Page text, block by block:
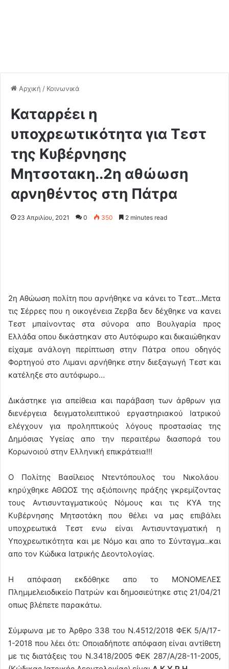
Αρχική / Κοινωνικά
Καταρρέει η
υποχρεωτικότητα για Τεστ
της Κυβέρνησης
Μητσοτακη..2η αθώωση
αρνηθέντος στη Πάτρα
23 Απριλίου, 2021 0 350 2 minutes read
2η Αθώωση πολίτη που αρνήθηκε να κάνει το Τεστ…Μετα
τις Σέρρες που η οικογένεια Ζερβα δεν δέχθηκε να κανει
Τεστ μπαίνοντας στα σύνορα απο Βουλγαρία προς
Ελλάδα οπου δικάστηκαν στο Αυτόφωρο και δικαιώθηκαν
είχαμε ανάλογη περίπτωση στην Πάτρα οπου οδηγός
Φορτηγού στο Λιμανι αρνήθηκε στην διεξαγωγή Τεστ και
κατέληξε στο αυτόφωρο…
Δικάστηκε για απείθεια και παράβαση των άρθρων για
διενέργεια δειγματολειπτικού εργαστηριακού Ιατρικού
ελέγχουν για προληπτικούς λόγους προστασίας της
Δημόσιας Υγείας απο την περαιτέρω διασπορά του
Κορωνοιού στην Ελληνική επικράτεια!!!
Ο Πολίτης Βασίλειος Ντεντόπουλος του Νικολάου
κηρύχθηκε ΑΘΩΟΣ της αξιόποινης πράξης γκρεμίζοντας
τους Αντισυνταγματικούς Νόμους και τις ΚΥΑ της
Κυβέρνησης Μητσοτάκη που θέλει να μας επιβάλει
υποχρεωτικά Τεστ ενω είναι Αντισυνταγματική η
Υποχρεωτικότητα και με Νόμο και απο το Σύνταγμα..και
απο τον Κώδικα Ιατρικής Δεοντολογίας.
Η απόφαση εκδόθηκε απο το ΜΟΝΟΜΕΛΕΣ
Πλημμελειοδικείο Πατρών και δημοσιεύτηκε στις 21/04/21
οπως βλέπετε παρακάτω.
Σύμφωνα με το Άρθρο 338 του Ν.4512/2018 ΦΕΚ 5/Α/17-
1-2018 που λέει ότι: Οποιαδήποτε απόφαση είναι αντίθετη
με τις διατάξεις του Ν.3418/2005 ΦΕΚ 287/Α/28-11-2005,